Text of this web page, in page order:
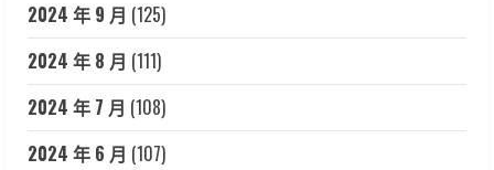
2024 年 9 月 (125)
2024 年 8 月 (111)
2024 年 7 月 (108)
2024 年 6 月 (107)